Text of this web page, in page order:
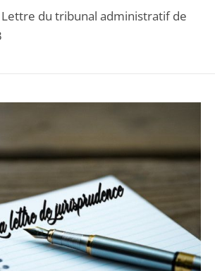
du tribunal administratif de